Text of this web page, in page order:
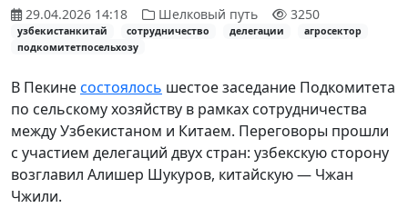
29.04.2026 14:18 Шелковый путь 3250
узбекистанкитай сотрудничество делегации
агросектор
подкомитетпосельхозу
В Пекинесостоялось шестое заседание Подкомитета
по сельскому хозяйству в рамках сотрудничества
между Узбекистаном и Китаем. Переговоры прошли
с участием делегаций двух стран: узбекскую сторону
возглавил Алишер Шукуров, китайскую — Чжан
Чжили.